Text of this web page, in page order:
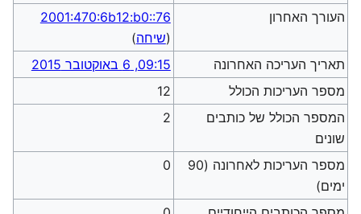
העורך האחרון
2001:470:6b12:b0::76
(שיחה)
תאריך העריכה האחרונה
09:15, 6 באוקטובר 2015
מספר העריכות הכולל
12
המספר הכולל של כותבים
שונים
2
מספר העריכות לאחרונה (90
ימים)
0